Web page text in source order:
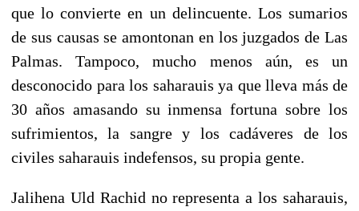
que lo convierte en un delincuente. Los sumarios
de sus causas se amontonan en los juzgados de Las
Palmas. Tampoco, mucho menos aún, es un
desconocido para los saharauis ya que lleva más de
30 años amasando su inmensa fortuna sobre los
sufrimientos, la sangre y los cadáveres de los
civiles saharauis indefensos, su propia gente.
Jalihena Uld Rachid no representa a los saharauis,